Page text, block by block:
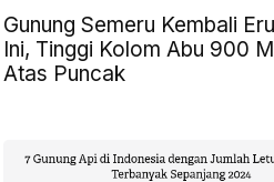
Gunung Semeru Kembali
Ini, Tinggi Kolom Abu 900
Atas Puncak